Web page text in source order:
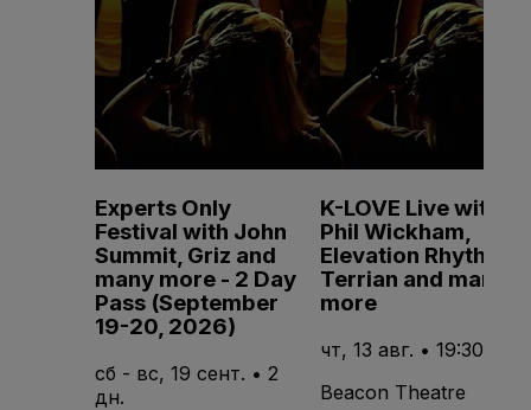
Experts Only
Festival with John
Summit, Griz and
many more - 2 Day
Pass (September
19-20, 2026)
сб - вс, 19 сент. • 2
дн.
K-LOVE Live with
Phil Wickham,
Elevation Rhythm,
Terrian and many
more
чт, 13 авг. • 19:30
Beacon Theatre